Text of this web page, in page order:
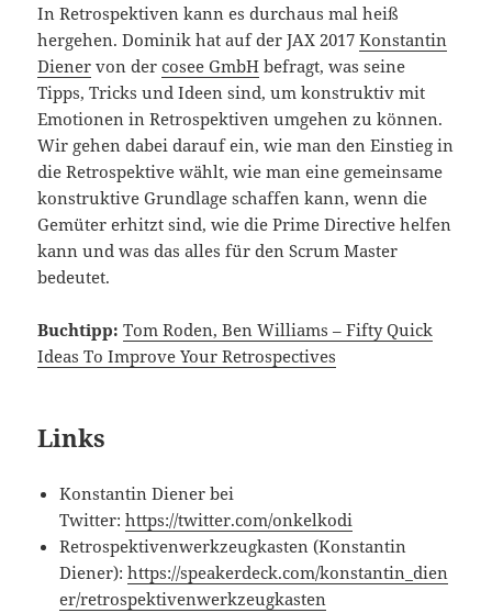
In Retrospektiven kann es durchaus mal heiß
hergehen. Dominik hat auf der JAX 2017Konstantin
Diener von dercosee GmbH befragt, was seine
Tipps, Tricks und Ideen sind, um konstruktiv mit
Emotionen in Retrospektiven umgehen zu können.
Wir gehen dabei darauf ein, wie man den Einstieg in
die Retrospektive wählt, wie man eine gemeinsame
konstruktive Grundlage schaffen kann, wenn die
Gemüter erhitzt sind, wie die Prime Directive helfen
kann und was das alles für den Scrum Master
bedeutet.
Buchtipp: Tom Roden, Ben Williams – Fifty Quick
Ideas To Improve Your Retrospectives
Links
Konstantin Diener bei
Twitter:https://twitter.com/onkelkodi
Retrospektivenwerkzeugkasten (Konstantin
Diener):https://speakerdeck.com/konstantin_dien
er/retrospektivenwerkzeugkasten